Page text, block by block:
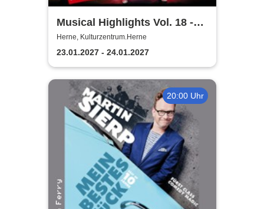
Musical Highlights Vol. 18 -
Das Beste aus Musical und
Film
Herne, Kulturzentrum.Herne
23.01.2027 - 24.01.2027
20:00 Uhr